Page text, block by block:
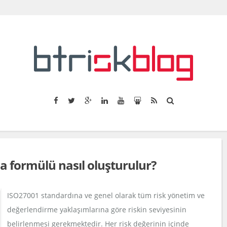
formülü nasıl oluşturulur?
ISO27001 standardına ve genel olarak tüm risk yönetim ve
değerlendirme yaklaşımlarına göre riskin seviyesinin
belirlenmesi gerekmektedir. Her risk değerinin içinde